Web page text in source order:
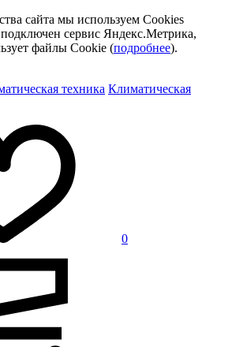
сайта мы используем Cookies
сервис Яндекс.Метрика,
файлы Cookie (подробнее).
Климатическая
0